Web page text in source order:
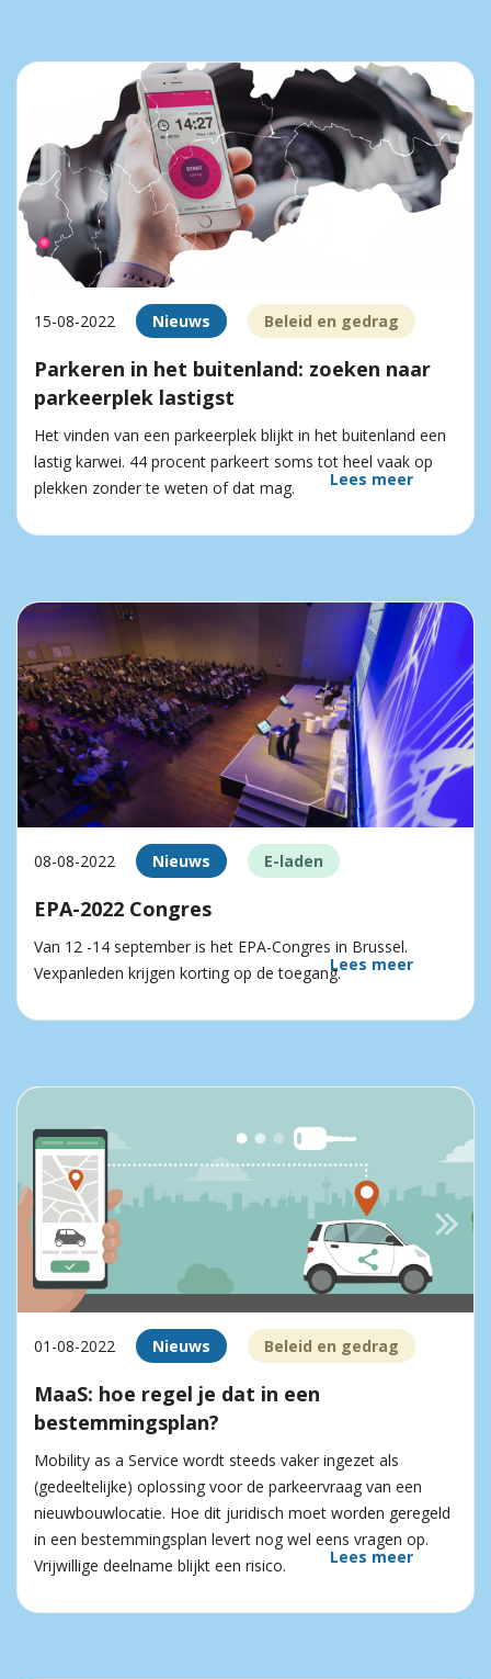
15-08-2022 Nieuws Beleid en gedrag
Parkeren in het buitenland: zoeken naar
parkeerplek lastigst
Het vinden van een parkeerplek blijkt in het buitenland een
lastig karwei. 44 procent parkeert soms tot heel vaak op
plekken zonder te weten of dat mag.
Lees meer
08-08-2022 Nieuws E-laden
EPA-2022 Congres
Van 12 -14 september is het EPA-Congres in Brussel.
Vexpanleden krijgen korting op de toegang.Lees meer
01-08-2022 Nieuws Beleid en gedrag
MaaS: hoe regel je dat in een
bestemmingsplan?
Mobility as a Service wordt steeds vaker ingezet als
(gedeeltelijke) oplossing voor de parkeervraag van een
nieuwbouwlocatie. Hoe dit juridisch moet worden geregeld
in een bestemmingsplan levert nog wel eens vragen op.
Vrijwillige deelname blijkt een risico.
Lees meer